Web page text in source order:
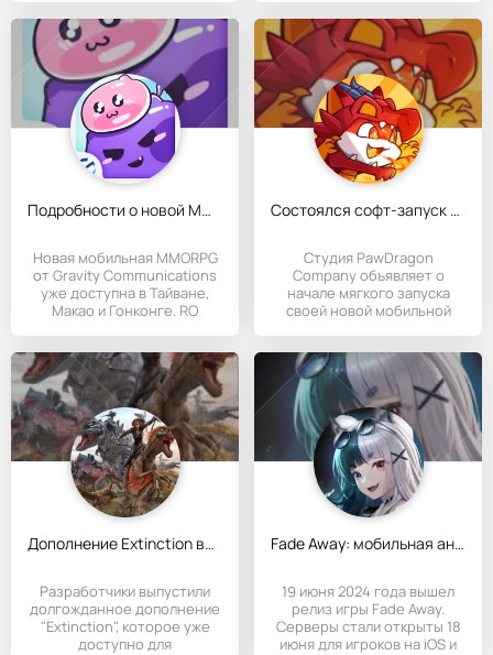
Подробности о новой MMORPG RO Ragnarok: Must Be Cute
Новая мобильная MMORPG
от Gravity Communications
уже доступна в Тайване,
Макао и Гонконге. RO
Состоялся софт-запуск MeowLand: Legend of Butler
Студия PawDragon
Company объявляет о
начале мягкого запуска
своей новой мобильной
Дополнение Extinction вышло для мобильной версии Ark: Ultimate Survivor Edition
Разработчики выпустили
долгожданное дополнение
"Extinction", которое уже
доступно для
Fade Away: мобильная аниме-RPG с русской локализацией
19 июня 2024 года вышел
релиз игры Fade Away.
Серверы стали открыты 18
июня для игроков на iOS и